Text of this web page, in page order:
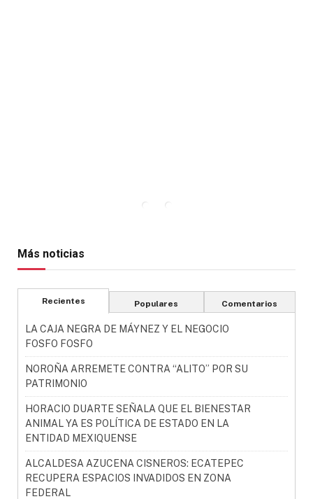
Más noticias
Recientes Populares Comentarios
LA CAJA NEGRA DE MÁYNEZ Y EL NEGOCIO
FOSFO FOSFO
NOROÑA ARREMETE CONTRA “ALITO” POR SU
PATRIMONIO
HORACIO DUARTE SEÑALA QUE EL BIENESTAR
ANIMAL YA ES POLÍTICA DE ESTADO EN LA
ENTIDAD MEXIQUENSE
ALCALDESA AZUCENA CISNEROS: ECATEPEC
RECUPERA ESPACIOS INVADIDOS EN ZONA
FEDERAL